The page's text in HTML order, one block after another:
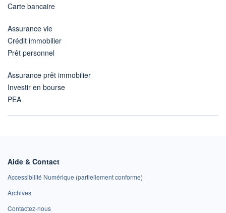
Carte bancaire
Assurance vie
Crédit immobilier
Prêt personnel
Assurance prêt immobilier
Investir en bourse
PEA
Aide & Contact
Accessibilité Numérique (partiellement conforme)
Archives
Contactez-nous